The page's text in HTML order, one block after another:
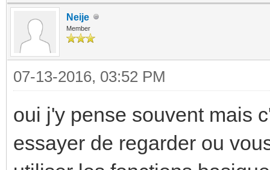
Neije
Member
07-13-2016, 03:52 PM
oui j'y pense souvent mais
essayer de regarder ou